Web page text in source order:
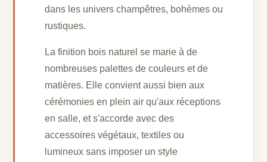
dans les univers champêtres, bohèmes ou
rustiques.
La finition bois naturel se marie à de
nombreuses palettes de couleurs et de
matières. Elle convient aussi bien aux
cérémonies en plein air qu'aux réceptions
en salle, et s'accorde avec des
accessoires végétaux, textiles ou
lumineux sans imposer un style